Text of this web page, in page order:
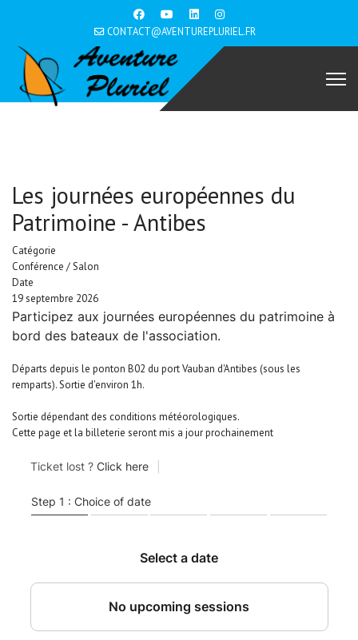
CONTACT@AVENTUREPLURIEL.FR
Les journées européennes du
Patrimoine - Antibes
Catégorie
Conférence / Salon
Date
19 septembre 2026
Participez aux journées européennes du patrimoine à
bord des bateaux de l'association.
Départs depuis le ponton B02 du port Vauban d'Antibes (sous les
remparts). Sortie d'environ 1h.
Sortie dépendant des conditions météorologiques.
Cette page et la billeterie seront mis a jour prochainement